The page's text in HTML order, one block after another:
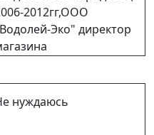
2012гг,ООО
Эко" директор
нуждаюсь